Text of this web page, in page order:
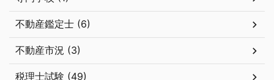
不動産鑑定士 (6)
不動産市況 (3)
税理士試験 (49)